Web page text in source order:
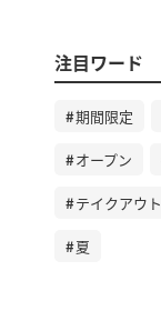
注目ワード
期間限定
オープン
テイクアウト
夏